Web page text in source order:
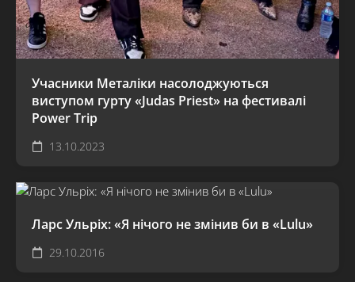
Учасники Металіки насолоджуються
виступом гурту «Judas Priest» на фестивалі
Power Trip
13.10.2023
Ларс Ульріх: «Я нічого не змінив би в «Lulu»
29.10.2016